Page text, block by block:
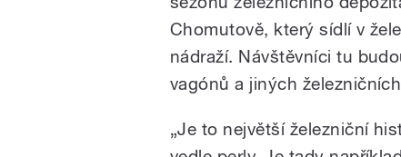
Chomutově, který sídlí v
nádraží. Návštěvníci tu
vagónů a jiných
„Je to největší železniční